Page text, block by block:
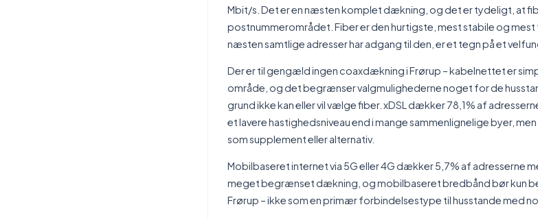
Mbit/s. Det er en næsten komplet dækning, og det er tydeligt, at
postnummerområdet. Fiber er den hurtigste, mest stabile og
næsten samtlige adresser har adgang til den, er et tegn på et
Der er til gengæld ingen coaxdækning i Frørup – kabelnettet er
område, og det begrænser valgmulighederne noget for de
grund ikke kan eller vil vælge fiber. xDSL dækker 78,1% af
et lavere hastighedsniveau end i mange sammenlignelige byer,
som supplement eller alternativ.
Mobilbaseret internet via 5G eller 4G dækker 5,7% af adresserne
meget begrænset dækning, og mobilbaseret bredbånd bør kun
Frørup – ikke som en primær forbindelsestype til husstande med